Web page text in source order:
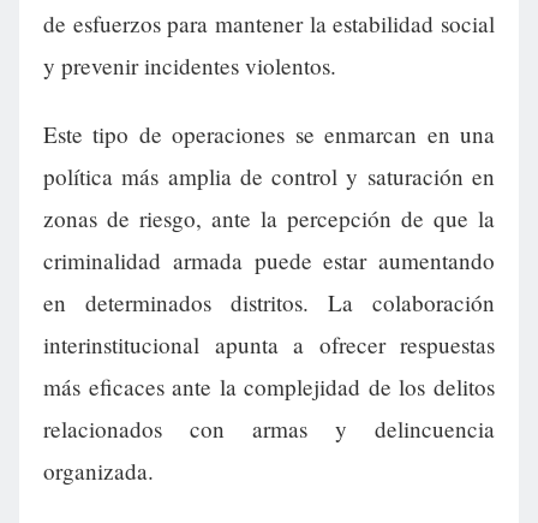
de esfuerzos para mantener la estabilidad social
y prevenir incidentes violentos.
Este tipo de operaciones se enmarcan en una
política más amplia de control y saturación en
zonas de riesgo, ante la percepción de que la
criminalidad armada puede estar aumentando
en determinados distritos. La colaboración
interinstitucional apunta a ofrecer respuestas
más eficaces ante la complejidad de los delitos
relacionados con armas y delincuencia
organizada.